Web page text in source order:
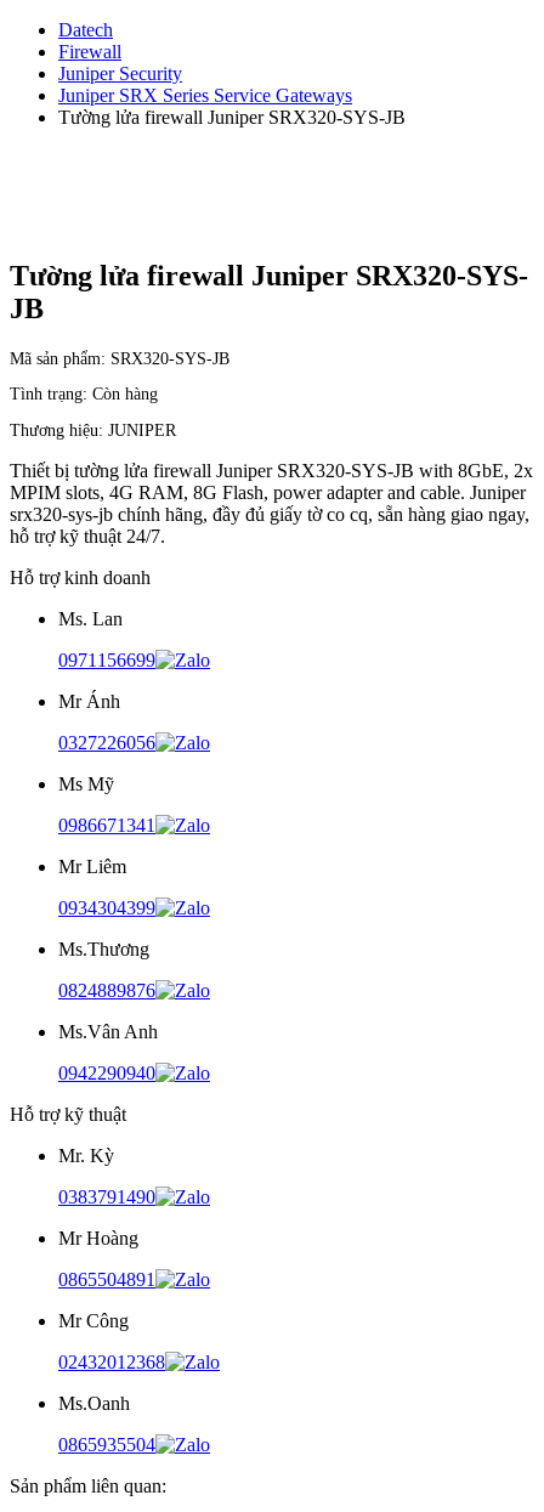
Datech
Firewall
Juniper Security
Juniper SRX Series Service Gateways
Tường lửa firewall Juniper SRX320-SYS-JB
Tường lửa firewall Juniper SRX320-SYS-
JB
Mã sản phẩm: SRX320-SYS-JB
Tình trạng: Còn hàng
Thương hiệu: JUNIPER
Thiết bị tường lửa firewall Juniper SRX320-SYS-JB with 8GbE, 2x
MPIM slots, 4G RAM, 8G Flash, power adapter and cable. Juniper
srx320-sys-jb chính hãng, đầy đủ giấy tờ co cq, sẵn hàng giao ngay,
hỗ trợ kỹ thuật 24/7.
Hỗ trợ kinh doanh
Ms. Lan
0971156699
Mr Ánh
0327226056
Ms Mỹ
0986671341
Mr Liêm
0934304399
Ms.Thương
0824889876
Ms.Vân Anh
0942290940
Hỗ trợ kỹ thuật
Mr. Kỳ
0383791490
Mr Hoàng
0865504891
Mr Công
02432012368
Ms.Oanh
0865935504
Sản phẩm liên quan: